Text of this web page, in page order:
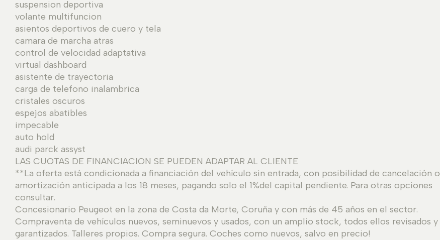
suspension deportiva
volante multifuncion
asientos deportivos de cuero y tela
camara de marcha atras
control de velocidad adaptativa
virtual dashboard
asistente de trayectoria
carga de telefono inalambrica
cristales oscuros
espejos abatibles
impecable
auto hold
audi parck assyst
LAS CUOTAS DE FINANCIACION SE PUEDEN ADAPTAR AL CLIENTE
**La oferta está condicionada a financiación del vehículo sin entrada, con posibilidad de cancelación o
amortización anticipada a los 18 meses, pagando solo el 1%del capital pendiente. Para otras opciones
consultar.
Concesionario Peugeot en la zona de Costa da Morte, Coruña y con más de 45 años en el sector.
Compraventa de vehículos nuevos, seminuevos y usados, con un amplio stock, todos ellos revisados y
garantizados. Talleres propios. Compra segura. Coches como nuevos, salvo en precio!